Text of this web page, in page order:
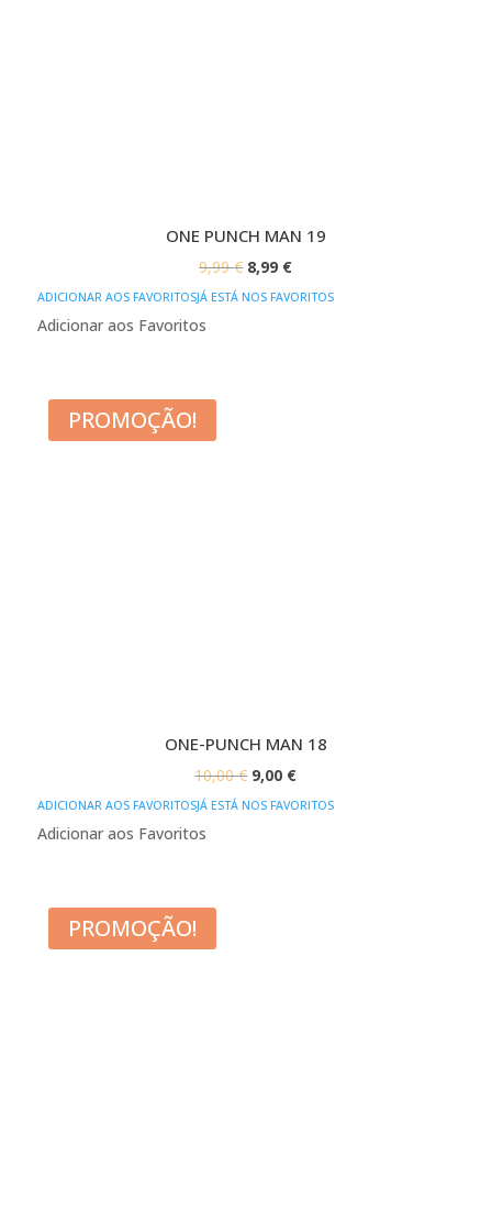
ONE PUNCH MAN 19
9,99€ O
PREÇO
8,99 €O
PREÇO
ADICIONAR AOS FAVORITOSJÁ ESTÁ NOS FAVORITOS
Adicionar aos Favoritos
PROMOÇÃO!
ONE-PUNCH MAN 18
10,00€ O
PREÇO
9,00 €O
PREÇO
ADICIONAR AOS FAVORITOSJÁ ESTÁ NOS FAVORITOS
Adicionar aos Favoritos
PROMOÇÃO!